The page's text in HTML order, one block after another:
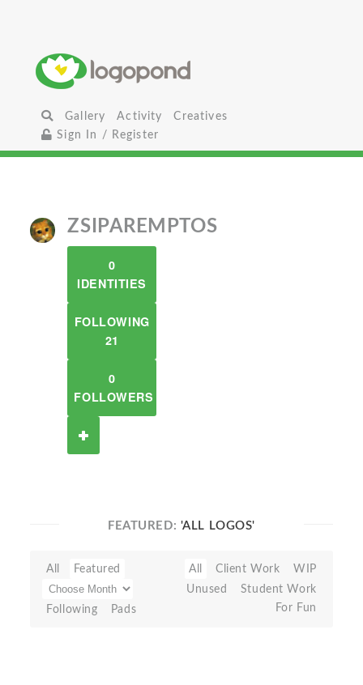
Gallery Activity
Creatives
Sign In / Register
ZSIPAREMPTOS
0
IDENTITIES
FOLLOWING
21
0
FOLLOWERS
FEATURED: 'ALL LOGOS'
All Featured
Following Pads
All Client Work
WIP
Unused
Student Work
For Fun